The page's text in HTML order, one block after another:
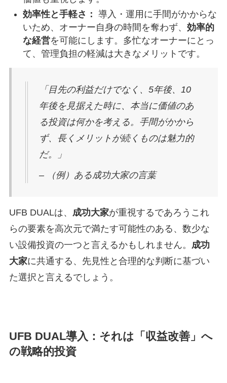
効率性と手軽さ： 導入・運用に手間がかからな
いため、オーナー自身の時間を奪わず、 効率的
な経営を可能にします。多忙なオーナーにとっ
て、管理負担の軽減は大きなメリットです。
「目先の利益だけでなく、5年後、10
年後を見据えた時に、本当に価値のあ
る投資は何かを考える。手間がかから
ず、長くメリットが続くものは魅力的
だ。」
– （例）ある成功大家の言葉
UFB DUALは、 成功大家が重視するであろうこれ
らの要素を高次元で満たす可能性のある、数少な
い設備投資の一つと言えるかもしれません。 成功
大家に共通する、先見性と合理的な判断に基づい
た選択と言えるでしょう。
UFB DUAL導入：それは「収益改善」へ
の戦略的投資